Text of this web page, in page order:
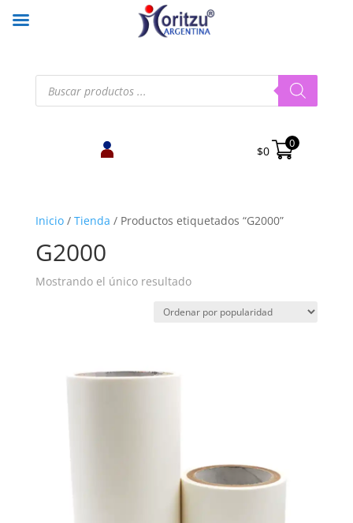
Búsqueda
productos
$0
0
Inicio/ Tienda / Productos etiquetados “G2000”
G2000
Mostrando el único resultado